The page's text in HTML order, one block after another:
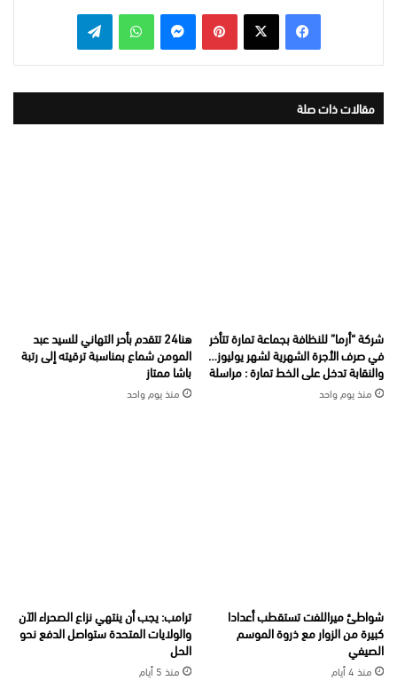
بينتيريست واتساب
مقالات ذات صلة
شركة “أرما” للنظافة بجماعة تمارة تتأخر
في صرف الأجرة الشهرية لشهر يوليوز…
والنقابة تدخل على الخط تمارة : مراسلة
منذ يوم واحد
هنا24 تتقدم بأحر التهاني للسيد عبد
المومن شماع بمناسبة ترقيته إلى رتبة
باشا ممتاز
منذ يوم واحد
شواطئ ميراللفت تستقطب أعدادا
كبيرة من الزوار مع ذروة الموسم
الصيفي
منذ 4 أيام
ترامب: يجب أن ينتهي نزاع الصحراء الآن
والولايات المتحدة ستواصل الدفع نحو
الحل
منذ 5 أيام